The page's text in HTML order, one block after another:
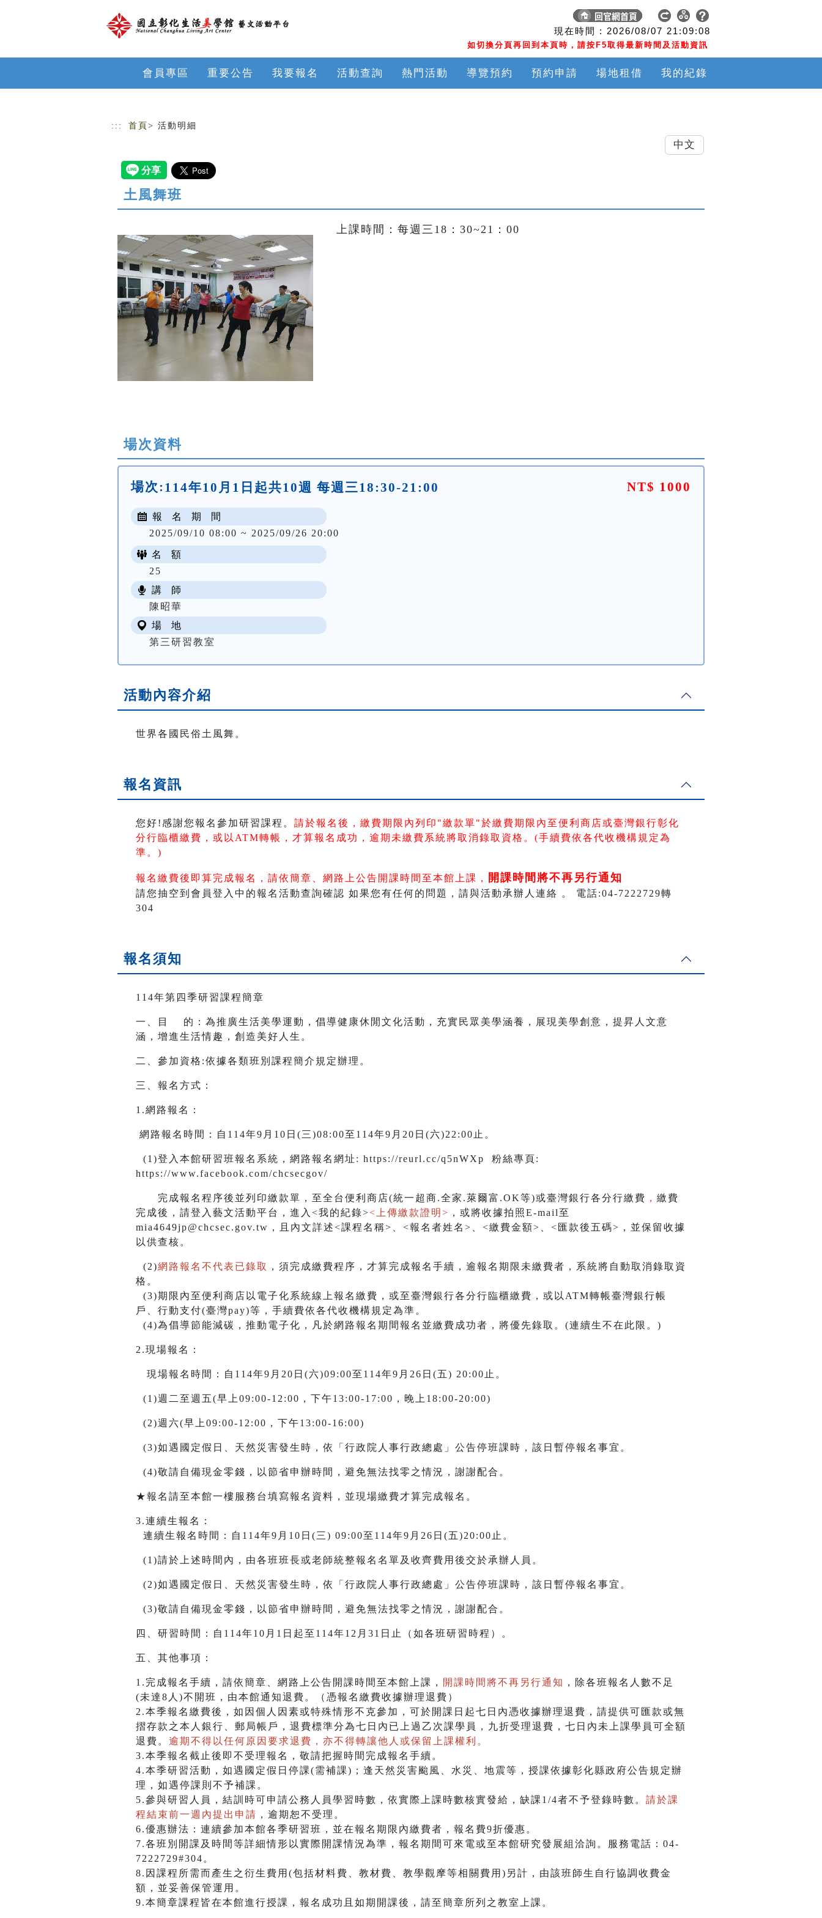
現在時間 : 2026/08/07 21:09:08
如切換分頁再回到本頁時，請按F5取得最新時間及活動資訊
會員專區 重要公告 我要報名 活動查詢 熱門活動 導覽預約 預約申請 場地租借 我的紀錄
::: 首頁 > 活動明細
土風舞班
上課時間：每週三18：30~21：00
場次資料
場次: 114年10月1日起共10週 每週三18:30-21:00 NT$ 1000
報 名 期 間
2025/09/10 08:00 ~ 2025/09/26 20:00
名 額
25
講 師
陳昭華
場 地
第三研習教室
活動內容介紹
世界各國民俗土風舞。
報名資訊
您好!感謝您報名參加研習課程。 請於報名後，繳費期限內列印"繳款單"於繳費期限內至便利商店或臺灣銀行彰化
分行臨櫃繳費，或以ATM轉帳 ， 才算報名成功，逾期未繳費系統將取消錄取資格。(手續費依各代收機構規定為
準。)
報名繳費後即算完成報名，請依簡章、網路上公告開課時間至本館上課， 開課時間將不再另行通知
請您抽空到會員登入中的報名活動查詢確認 如果您有任何的問題，請與活動承辦人連絡 。 電話:04-7222729轉
304
報名須知
114年第四季研習課程簡章
一、目 的：為推廣生活美學運動，倡導健康休閒文化活動，充實民眾美學涵養，展現美學創意，提昇人文意
涵，增進生活情趣，創造美好人生。
二、參加資格:依據各類班別課程簡介規定辦理。
三、報名方式：
1.網路報名：
網路報名時間：自114年9月10日(三)08:00至114年9月20日(六)22:00止。
(1)登入本館研習班報名系統，網路報名網址: https://reurl.cc/q5nWXp 粉絲專頁:
https://www.facebook.com/chcsecgov/
完成報名程序後並列印繳款單，至全台便利商店(統一超商.全家.萊爾富.OK等)或臺灣銀行各分行繳費 ， 繳費
完成後，請登入藝文活動平台，進入<我的紀錄><上傳繳款證明> ，或將收據拍照E-mail至
mia4649jp@chcsec.gov.tw，且內文詳述<課程名稱>、<報名者姓名>、<繳費金額>、<匯款後五碼>，並保留收據
以供查核。
(2)網路報名不代表已錄取
，須完成繳費程序，才算完成報名手續，逾報名期限未繳費者，系統將自動取消錄取資
格。
(3)期限內至便利商店以電子化系統線上報名繳費，或至臺灣銀行各分行臨櫃繳費，或以ATM轉帳臺灣銀行帳
戶、行動支付(臺灣pay)等，手續費依各代收機構規定為準。
(4)為倡導節能減碳，推動電子化，凡於網路報名期間報名並繳費成功者，將優先錄取。(連續生不在此限。)
2.現場報名：
現場報名時間：自114年9月20日(六)09:00至114年9月26日(五) 20:00止。
(1)週二至週五(早上09:00-12:00，下午13:00-17:00，晚上18:00-20:00)
(2)週六(早上09:00-12:00，下午13:00-16:00)
(3)如遇國定假日、天然災害發生時，依「行政院人事行政總處」公告停班課時，該日暫停報名事宜。
(4)敬請自備現金零錢，以節省申辦時間，避免無法找零之情況，謝謝配合。
★報名請至本館一樓服務台填寫報名資料，並現場繳費才算完成報名。
3.連續生報名：
連續生報名時間：自114年9月10日(三) 09:00至114年9月26日(五)20:00止。
(1)請於上述時間內，由各班班長或老師統整報名名單及收齊費用後交於承辦人員。
(2)如遇國定假日、天然災害發生時，依「行政院人事行政總處」公告停班課時，該日暫停報名事宜。
(3)敬請自備現金零錢，以節省申辦時間，避免無法找零之情況，謝謝配合。
四、研習時間：自114年10月1日起至114年12月31日止（如各班研習時程）。
五、其他事項：
1.完成報名手續，請依簡章、網路上公告開課時間至本館上課， 開課時間將不再另行通知 ，除各班報名人數不足
(未達8人)不開班，由本館通知退費。（憑報名繳費收據辦理退費）
2.本季報名繳費後，如因個人因素或特殊情形不克參加，可於開課日起七日內憑收據辦理退費，請提供可匯款或無
摺存款之本人銀行、郵局帳戶，退費標準分為七日內已上過乙次課學員，九折受理退費，七日內未上課學員可全額
退費。 逾期不得以任何原因要求退費，亦不得轉讓他人或保留上課權利。
3.本季報名截止後即不受理報名，敬請把握時間完成報名手續。
4.本季研習活動，如遇國定假日停課(需補課)；逢天然災害颱風、水災、地震等，授課依據彰化縣政府公告規定辦
理，如遇停課則不予補課。
5.參與研習人員，結訓時可申請公務人員學習時數，依實際上課時數核實發給，缺課1/4者不予登錄時數。 請於課
程結束前一週內提出申請 ，逾期恕不受理。
6.優惠辦法：連續參加本館各季研習班，並在報名期限內繳費者，報名費9折優惠。
7.各班別開課及時間等詳細情形以實際開課情況為準，報名期間可來電或至本館研究發展組洽詢。服務電話：04-
7222729#304。
8.因課程所需而產生之衍生費用(包括材料費、教材費、教學觀摩等相關費用)另計，由該班師生自行協調收費金
額，並妥善保管運用。
9.本簡章課程皆在本館進行授課，報名成功且如期開課後，請至簡章所列之教室上課。